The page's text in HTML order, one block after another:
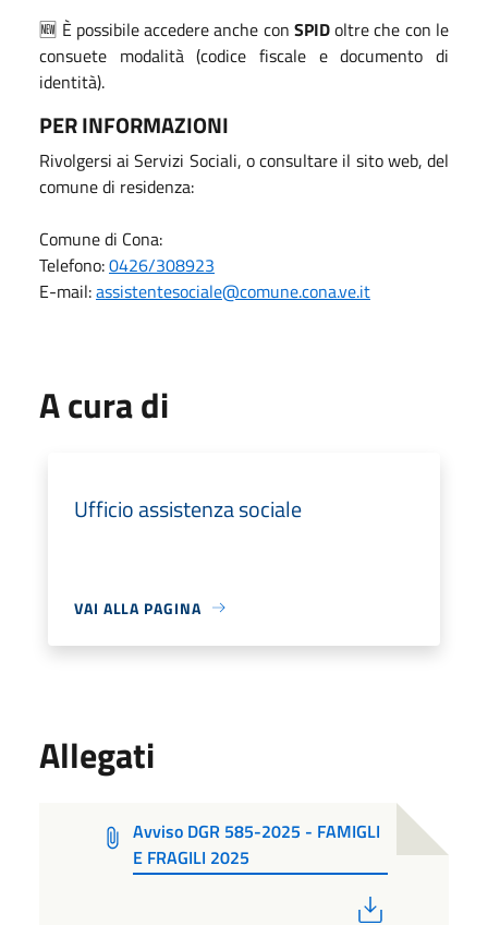
🆕​ È possibile accedere anche con SPIDoltre che con le
consuete modalità (codice fiscale e documento di
identità).
PER INFORMAZIONI
Rivolgersi ai Servizi Sociali, o consultare il sito web, del
comune di residenza:
Comune di Cona:
Telefono:0426/308923
E-mail:assistentesociale@comune.cona.ve.it
A cura di
Ufficio assistenza sociale
VAI ALLA PAGINA
Allegati
Avviso DGR 585-2025 - FAMIGLI
E FRAGILI 2025